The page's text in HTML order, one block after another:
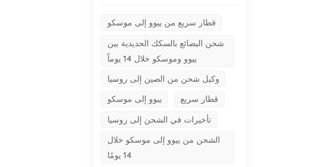
قطار سريع من ييوو إلى موسكو
شحن البضائع بالسكك الحديدية بين
ييوو وموسكو خلال 14 يوماً
وكيل شحن من الصين إلى روسيا
ييوو إلى موسكو
قطار سريع
تأخيرات في الشحن إلى روسيا
الشحن من ييوو إلى موسكو خلال
14 يومًا